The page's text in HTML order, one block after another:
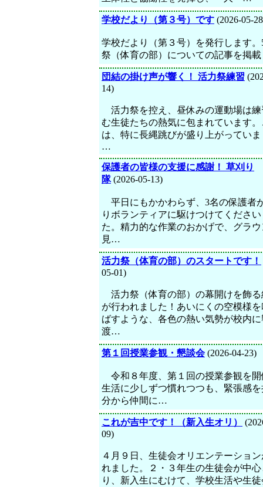
学校だより（第３号）です (2026-05-
学校だより（第３号）を発行します
祭（体育の部）についての記事を掲
団結の掛け声が響く！ 活力祭練習
14)
活力祭を控え、昼休みの運動場は練
む生徒たちの熱気に包まれています
は、特に長縄跳びが盛り上がってい
…
保護者の皆様の支援に感謝！ 草刈り
隊(2026-05-13)
平日にもかかわらず、3名の保護者
りボランティアに駆けつけてくださ
た。精力的な作業のおかげで、グラ
見…
活力祭（体育の部）のスタートです！
05-01)
活力祭（体育の部）の幕開けを飾る
が行われました！あいにくの空模様
ばすような、各色の熱い気勢が校内
渡…
第１回授業参観・懇談会(2026-04-23)
令和８年度、第１回の授業参観を
生活に少しずつ慣れつつも、緊張感
分から仲間に…
これが吉中です！（新入生オリ）
09)
４月９日、生徒会オリエンテーショ
れました。２・３年生の生徒会が中
り、新入生にむけて、学校生活や生